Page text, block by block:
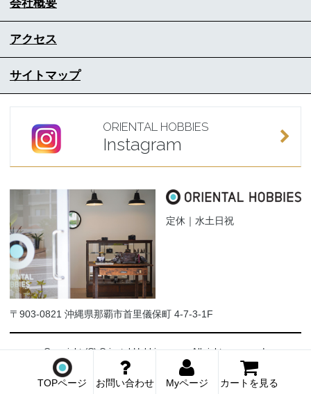
TOPページ お問い合わせ Myページ カートを見る
会社概要
アクセス
サイトマップ
ORIENTAL HOBBIES
Instagram
定休｜水土日祝
〒903-0821 沖縄県那覇市首里儀保町 4-7-3-1F
Copyright (C) Oriental-Hobbies.com. All rights reserved.